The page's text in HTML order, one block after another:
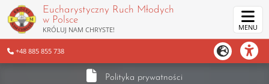
+48 885 855 738
Eucharystyczny Ruch Młodych
w Polsce
KRÓLUJ NAM CHRYSTE! MENU
Polityka prywatności